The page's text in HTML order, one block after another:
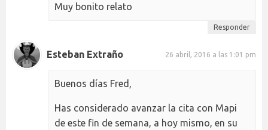
Muy bonito relato
Responder
Esteban Extraño 26 abril, 2016 a las 1:01 pm
Buenos días Fred,
Has considerado avanzar la cita con Mapi
de este fin de semana, a hoy mismo, en su